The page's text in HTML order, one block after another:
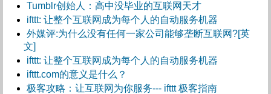
Tumblr创始人：高中没毕业的互联网天才
ifttt: 让整个互联网成为每个人的自动服务机器
外媒评:为什么没有任何一家公司能够垄断互联网?[英
文]
ifttt: 让整个互联网成为每个人的自动服务机器
ifttt.com的意义是什么？
极客攻略：让互联网为你服务--- ifttt 极客指南